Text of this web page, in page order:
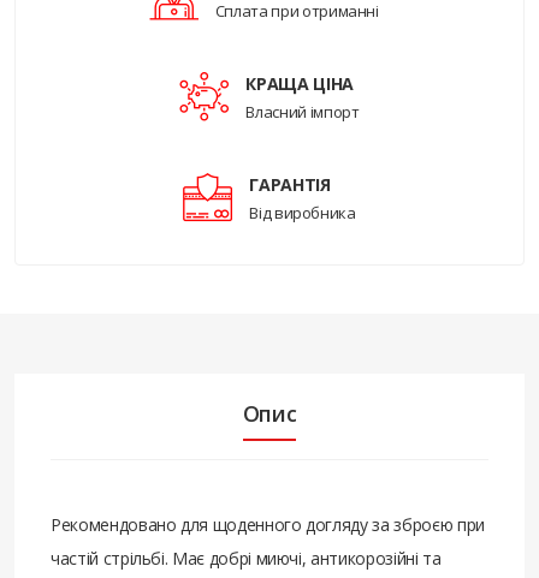
Сплата при отриманні
КРАЩА ЦІНА
Власний імпорт
ГАРАНТІЯ
Від виробника
Опис
Рекомендовано для щоденного догляду за зброєю при
частій стрільбі. Має добрі миючі, антикорозійні та